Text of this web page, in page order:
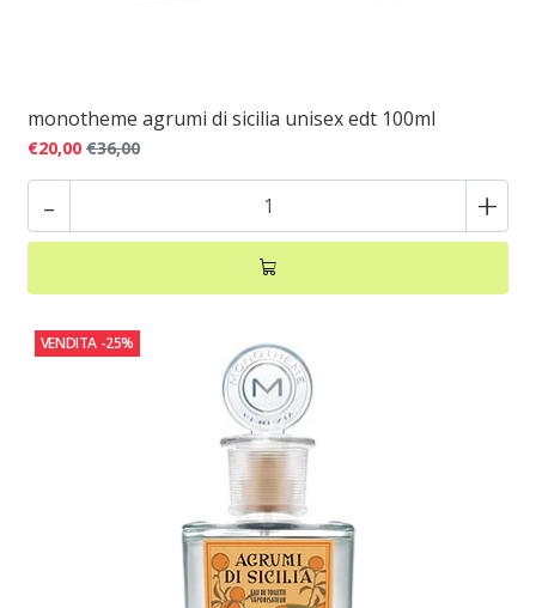
monotheme agrumi di sicilia unisex edt 100ml
€20,00 €36,00
- +
VENDITA -25%